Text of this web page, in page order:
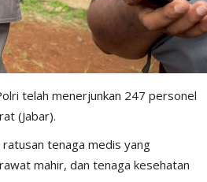
telah menerjunkan 247 personel
(Jabar).
tenaga medis yang
mahir, dan tenaga kesehatan